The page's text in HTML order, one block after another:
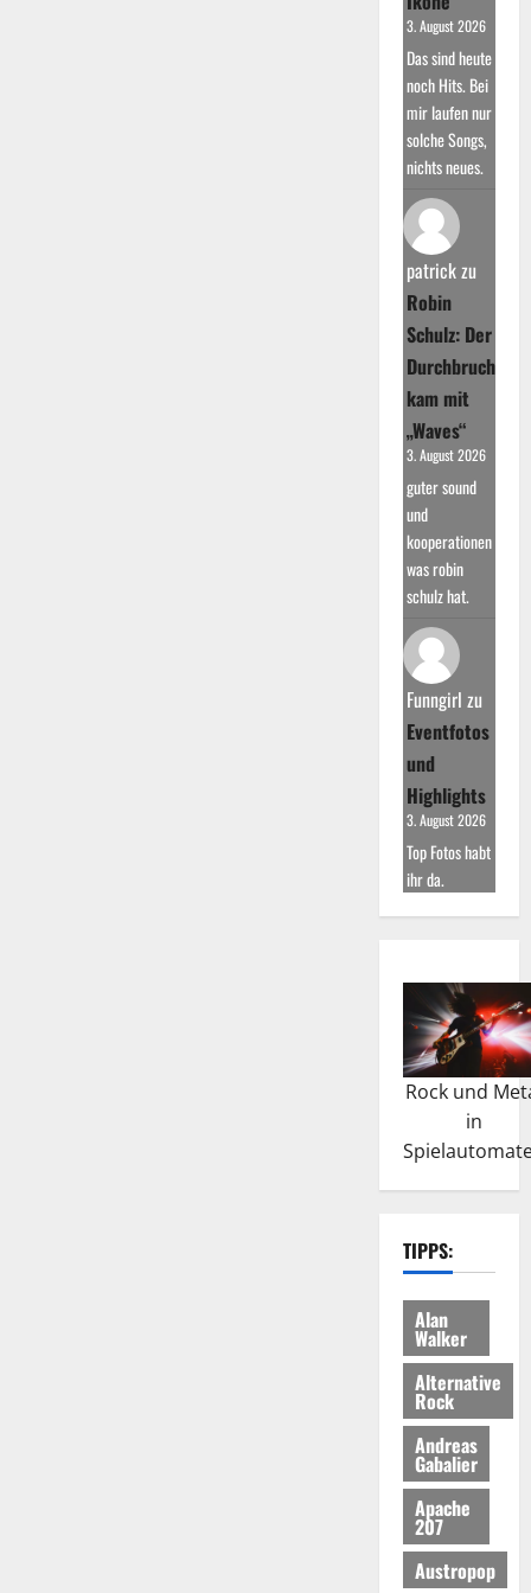
3. August 2026
Das sind heute
noch Hits. Bei
mir laufen nur
solche Songs,
nichts neues.
patrickzu
Robin
Schulz: Der
Durchbruch
kam mit
„Waves“
3. August 2026
guter sound
und
kooperationen
was robin
schulz hat.
Funngirl zu
Eventfotos
und
Highlights
3. August 2026
Top Fotos habt
ihr da.
Rock und
in
TIPPS:
Alan
Walker
Alternative
Rock
Andreas
Gabalier
Apache
207
Austropop